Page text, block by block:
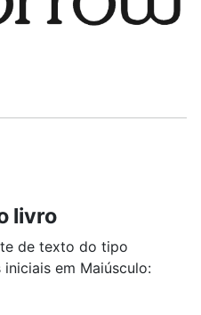
livro
de texto do tipo
em Maiúsculo: